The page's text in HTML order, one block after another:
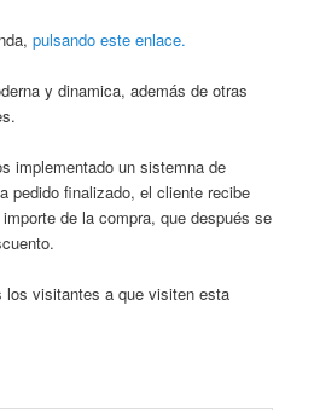
pulsando este enlace.
y dinamica, además de otras
implementado un sistemna de
pedido finalizado, el cliente recibe
de la compra, que después se
los visitantes a que visiten esta